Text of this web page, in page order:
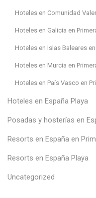
Hoteles en Comunidad
Hoteles en Galicia en
Hoteles en Islas Baleares
Hoteles en Murcia en
Hoteles en País Vasco en
Hoteles en España Playa
Posadas y hosterías en
Resorts en España en
Resorts en España Playa
Uncategorized